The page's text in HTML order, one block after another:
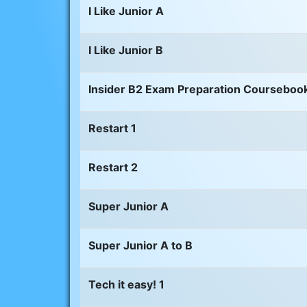
I Like Junior A
I Like Junior B
Insider B2 Exam Preparation
Restart 1
Restart 2
Super Junior A
Super Junior A to B
Tech it easy! 1